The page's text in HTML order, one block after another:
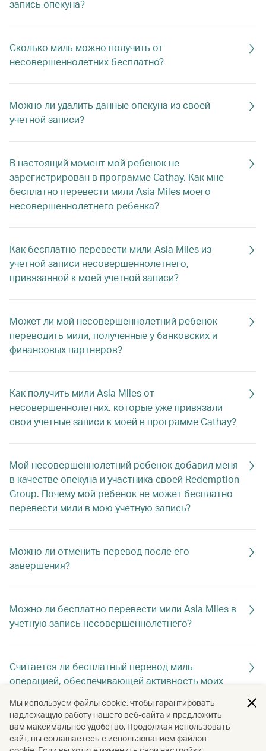
запись опекуна?
Сколько миль можно получить от
несовершеннолетних бесплатно?
Можно ли удалить данные опекуна из своей
учетной записи?
В настоящий момент мой ребенок не
зарегистрирован в программе Cathay. Как мне
бесплатно перевести мили Asia Miles моего
несовершеннолетнего ребенка?
Как бесплатно перевести мили Asia Miles из
учетной записи несовершеннолетнего,
привязанной к моей учетной записи?
Может ли мой несовершеннолетний ребенок
переводить мили, полученные у банковских и
финансовых партнеров?
Как получить мили Asia Miles от
несовершеннолетних, которые уже привязали
свои учетные записи к моей в программе Cathay?
Мой несовершеннолетний ребенок добавил меня
в качестве опекуна и участника своей Redemption
Group. Почему мой ребенок не может бесплатно
перевести мили в мою учетную запись?
Можно ли отменить перевод после его
завершения?
Можно ли бесплатно перевести мили Asia Miles в
учетную запись несовершеннолетнего?
Считается ли бесплатный перевод миль
операцией, обеспечивающей активность моих
Каков срок действия переведенных миль?
Мы используем файлы cookie, чтобы гарантировать
надлежащую работу нашего веб-сайта и предложить
вам максимальное удобство. Продолжая использовать
сайт, вы соглашаетесь с использованием файлов